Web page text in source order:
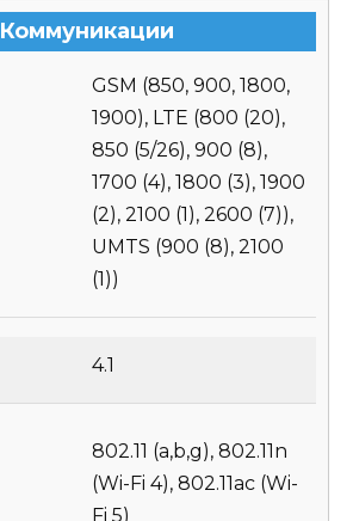
Коммуникации
GSM (850, 900, 1800,
1900), LTE (800 (20),
850 (5/26), 900 (8),
1700 (4), 1800 (3), 1900
(2), 2100 (1), 2600 (7)),
UMTS (900 (8), 2100
(1))
4.1
802.11 (a,b,g), 802.11n
(Wi-Fi 4), 802.11ac (Wi-
Fi 5)